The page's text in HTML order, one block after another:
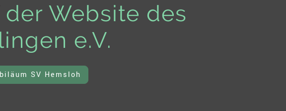
SV Hemsloh
Website des
e.V.